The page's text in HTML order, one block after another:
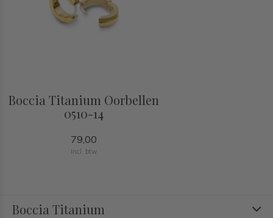
Boccia Titanium Oorbellen
0510-14
79,00
Incl. btw
Boccia Titanium